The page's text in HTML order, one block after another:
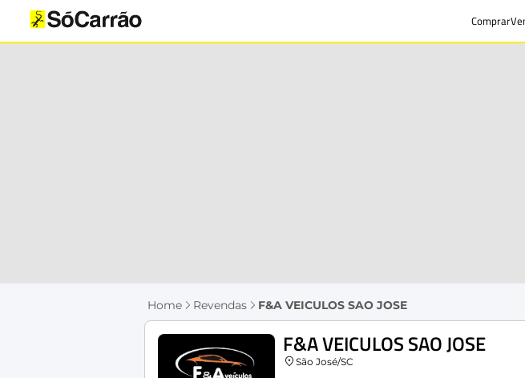
Comprar
Home Revendas F&A VEICULOS SAO JOSE
F&A VEICULOS SAO JOSE
São José/SC